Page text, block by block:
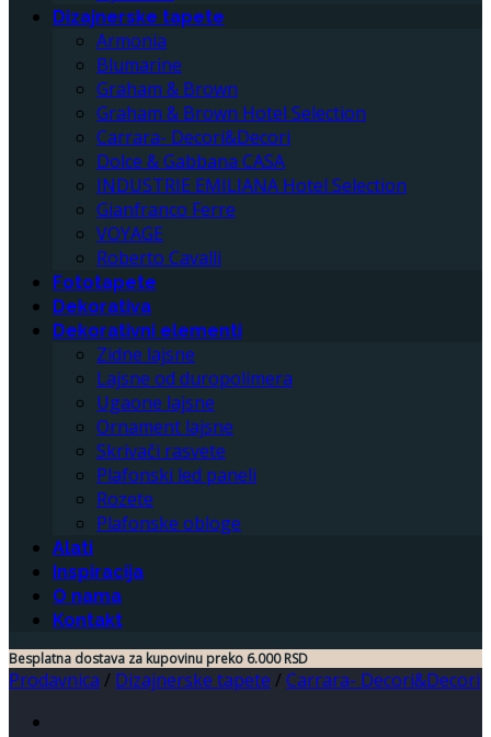
Dizajnerske tapete
Armonia
Blumarine
Graham & Brown
Graham & Brown Hotel Selection
Carrara- Decori&Decori
Dolce & Gabbana CASA
INDUSTRIE EMILIANA Hotel Selection
Gianfranco Ferre
VOYAGE
Roberto Cavalli
Fototapete
Dekorativa
Dekorativni elementi
Zidne lajsne
Lajsne od duropolimera
Ugaone lajsne
Ornament lajsne
Skrivači rasvete
Plafonski led paneli
Rozete
Plafonske obloge
Alati
Inspiracija
O nama
Kontakt
Besplatna dostava za kupovinu preko 6.000 RSD
Prodavnica / Dizajnerske tapete /Carrara- Decori&Decori